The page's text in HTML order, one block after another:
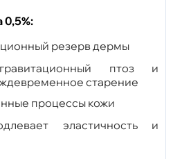
0,5%:
резерв дермы
птоз и
старение
процессы кожи
эластичность и